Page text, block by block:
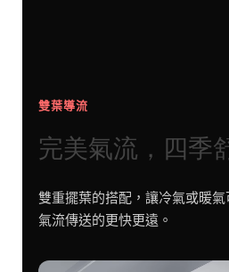
雙葉導流
完美氣流，四季
雙重擺葉的搭配，讓冷氣或暖氣
氣流傳送的更快更遠。